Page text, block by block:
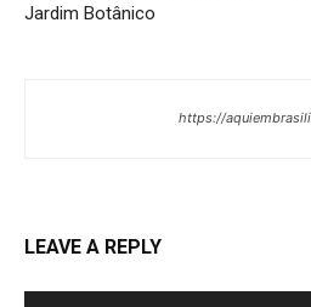
Jardim Botânico
https://
LEAVE A REPLY